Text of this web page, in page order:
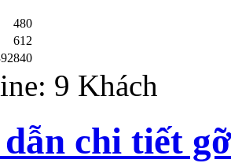
vào Database với PHP
Laptop
Tiếng Việt cho Joomla 2.5 Full
định dạng số trong PHP
tin tức với jquery
480
612
9 Khách
chi tiết